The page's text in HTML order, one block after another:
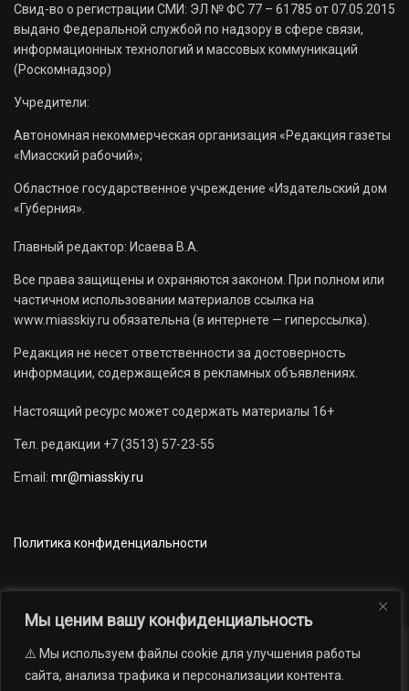
Мы ценим вашу конфиденциальность
⚠️ Мы используем файлы cookie для улучшения работы
сайта, анализа трафика и персонализации контента.
Свид-во о регистрации СМИ: ЭЛ № ФС 77 – 61785 от 07.05.2015
выдано Федеральной службой по надзору в сфере связи,
информационных технологий и массовых коммуникаций
(Роскомнадзор)
Учредители:
Автономная некоммерческая организация «Редакция газеты
«Миасский рабочий»;
Областное государственное учреждение «Издательский дом
«Губерния».
Главный редактор: Исаева В.А.
Все права защищены и охраняются законом. При полном или
частичном использовании материалов ссылка на
www.miasskiy.ru обязательна (в интернете — гиперссылка).
Редакция не несет ответственности за достоверность
информации, содержащейся в рекламных объявлениях.
Настоящий ресурс может содержать материалы 16+
Тел. редакции +7 (3513) 57-23-55
Email: mr@miasskiy.ru
Политика конфиденциальности
Новости Наши проекты
Официально
АРХИВ
16+